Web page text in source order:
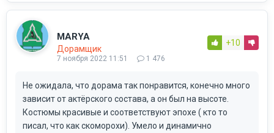
MARYA
Дорамщик
7 ноября 2022 11:51 1 476
+10
Не ожидала, что дорама так понравится, конечно много
зависит от актёрского состава, а он был на высоте.
Костюмы красивые и соответствуют эпохе ( кто то
писал, что как скоморохи). Умело и динамично